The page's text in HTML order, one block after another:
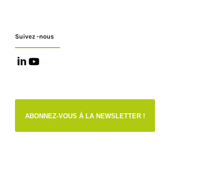
Suivez -nous
ABONNEZ-VOUS À LA NEWSLETTER !